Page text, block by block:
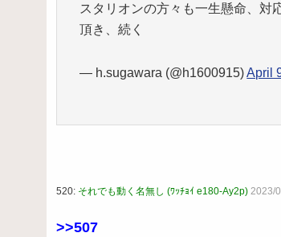
スタリオンの方々も一生懸命、対
頂き、続く
— h.sugawara (@h1600915)April
520: それでも動く名無し (ﾜｯﾁｮｲ e180-Ay2p) 2023/
>>507